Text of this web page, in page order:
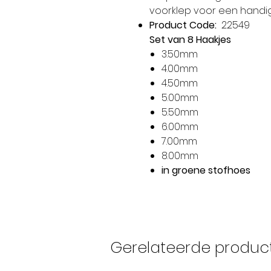
voorklep voor een
Product Code: 22549
Set van 8 Haakjes
3.50mm
4.00mm
4.50mm
5.00mm
5.50mm
6.00mm
7.00mm
8.00mm
in groene stofhoes
Gerelateerde